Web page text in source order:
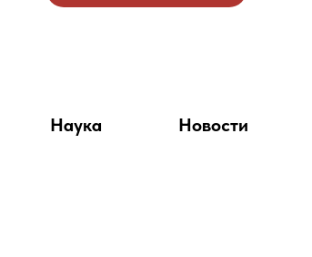
Наука Новости